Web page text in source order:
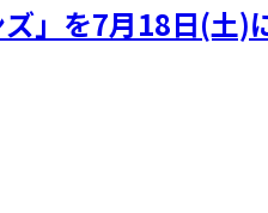
」を7月18日(土)